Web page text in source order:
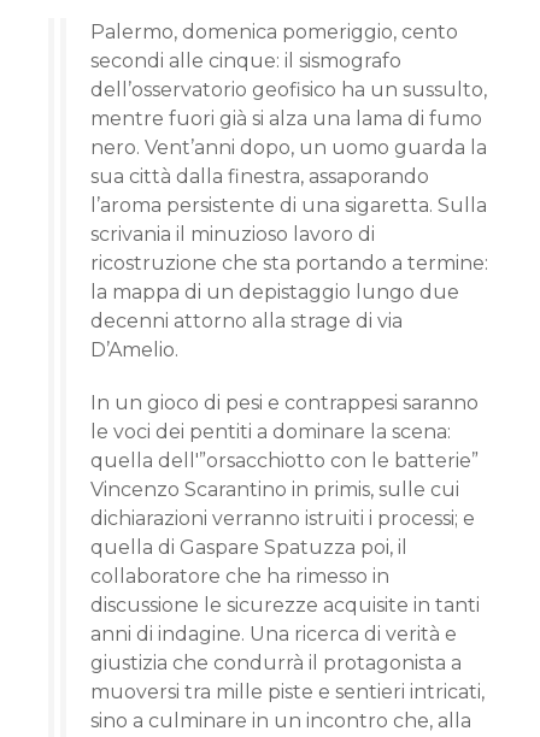
Palermo, domenica pomeriggio, cento
secondi alle cinque: il sismografo
dell’osservatorio geofisico ha un sussulto,
mentre fuori già si alza una lama di fumo
nero. Vent’anni dopo, un uomo guarda la
sua città dalla finestra, assaporando
l’aroma persistente di una sigaretta. Sulla
scrivania il minuzioso lavoro di
ricostruzione che sta portando a termine:
la mappa di un depistaggio lungo due
decenni attorno alla strage di via
D’Amelio.
In un gioco di pesi e contrappesi saranno
le voci dei pentiti a dominare la scena:
quella dell'”orsacchiotto con le batterie”
Vincenzo Scarantino in primis, sulle cui
dichiarazioni verranno istruiti i processi; e
quella di Gaspare Spatuzza poi, il
collaboratore che ha rimesso in
discussione le sicurezze acquisite in tanti
anni di indagine. Una ricerca di verità e
giustizia che condurrà il protagonista a
muoversi tra mille piste e sentieri intricati,
sino a culminare in un incontro che, alla